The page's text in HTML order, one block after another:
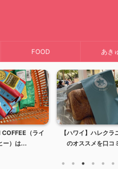
FOOD あき
COFFEE（ライ
ー）は...
【ハワイ】ハレクラ
のオススメを口コ